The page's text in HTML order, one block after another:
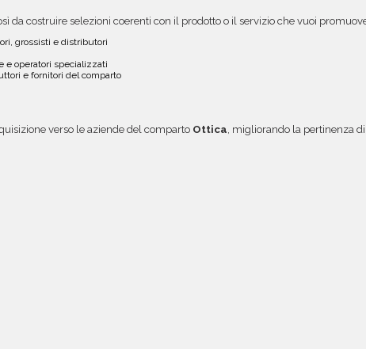
da costruire selezioni coerenti con il prodotto o il servizio che vuoi
grossisti e distributori
e operatori specializzati
e fornitori del comparto
verso le aziende del comparto Ottica , migliorando la pertinenza